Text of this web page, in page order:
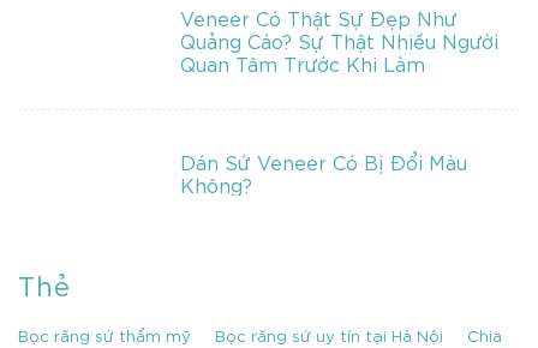
Veneer Có Thật Sự Đẹp Như
Quảng Cáo? Sự Thật Nhiều Người
Quan Tâm Trước Khi Làm
Dán Sứ Veneer Có Bị Đổi Màu
Không?
Thẻ
Bọc răng sứ thẩm mỹ Bọc răng sứ uy tín tại Hà Nội
Chia